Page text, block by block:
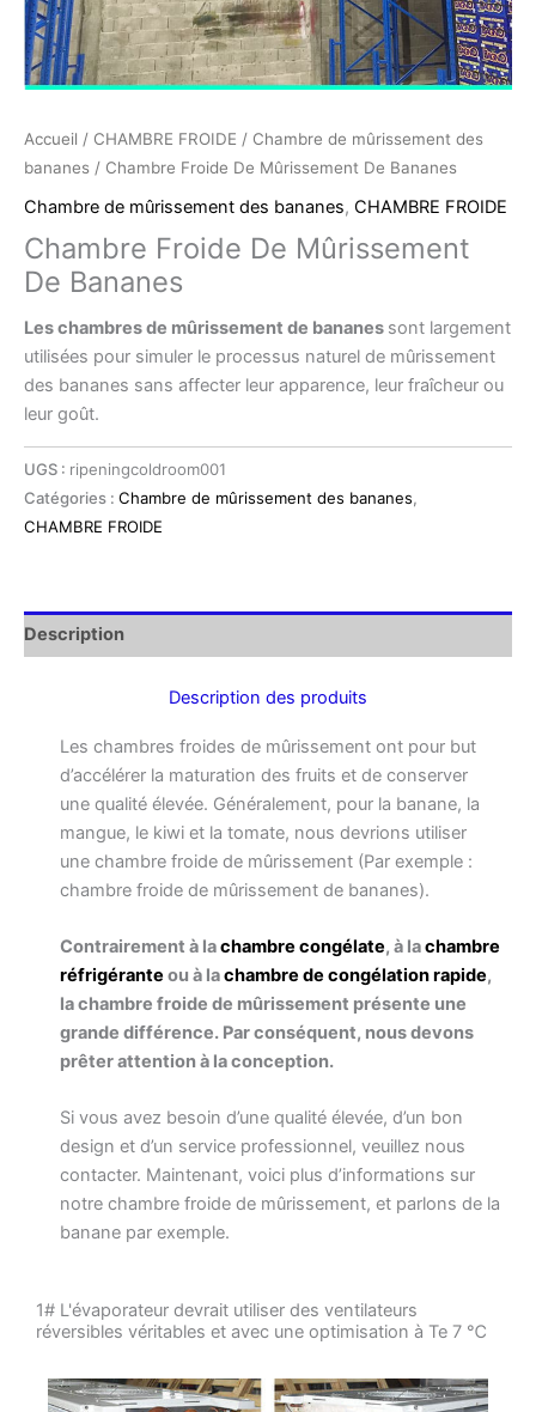
Accueil / CHAMBRE FROIDE / Chambre de mûrissement des
bananes / Chambre Froide De Mûrissement De Bananes
Chambre de mûrissement des bananes, CHAMBRE FROIDE
Chambre Froide De Mûrissement
De Bananes
Les chambres de mûrissement de bananes sont largement
utilisées pour simuler le processus naturel de mûrissement
des bananes sans affecter leur apparence, leur fraîcheur ou
leur goût.
UGS : ripeningcoldroom001
Catégories : Chambre de mûrissement des bananes,
CHAMBRE FROIDE
Description
Description des produits
Les chambres froides de mûrissement ont pour but
d’accélérer la maturation des fruits et de conserver
une qualité élevée. Généralement, pour la banane, la
mangue, le kiwi et la tomate, nous devrions utiliser
une chambre froide de mûrissement (Par exemple :
chambre froide de mûrissement de bananes).
Contrairement à lachambre congélate, à lachambre
réfrigérante ou à lachambre de congélation rapide,
la chambre froide de mûrissement présente une
grande différence. Par conséquent, nous devons
prêter attention à la conception.
Si vous avez besoin d’une qualité élevée, d’un bon
design et d’un service professionnel, veuillez nous
contacter. Maintenant, voici plus d’informations sur
notre chambre froide de mûrissement, et parlons de la
banane par exemple.
1# L'évaporateur devrait utiliser des ventilateurs
réversibles véritables et avec une optimisation à Te 7 ℃